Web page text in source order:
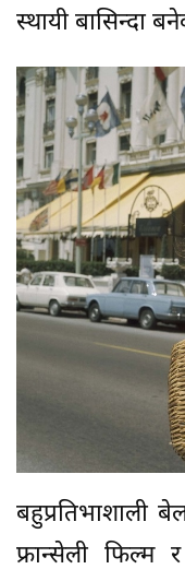
स्थायी बासिन्दा
बहुप्रतिभाशाली
फ्रान्सेली फिल्म